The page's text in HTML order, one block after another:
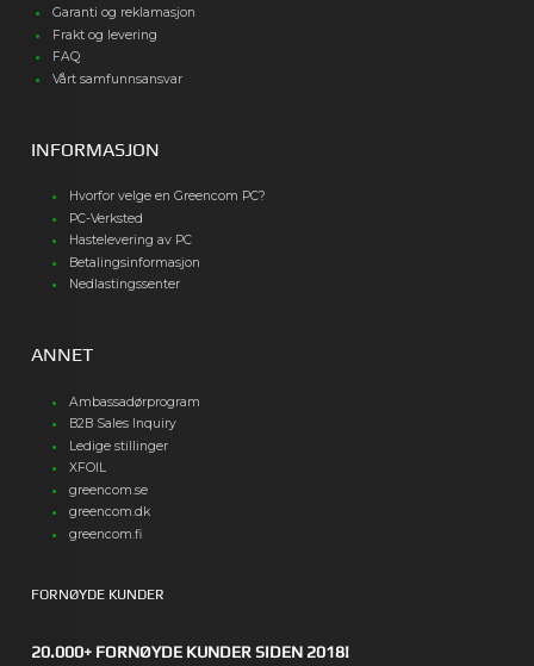
Garanti og reklamasjon
Frakt og levering
FAQ
Vårt samfunnsansvar
INFORMASJON
Hvorfor velge en Greencom PC?
PC-Verksted
Hastelevering av PC
Betalingsinformasjon
Nedlastingssenter
ANNET
Ambassadørprogram
B2B Sales Inquiry
Ledige stillinger
XFOIL
greencom.se
greencom.dk
greencom.fi
FORNØYDE KUNDER
20.000+ FORNØYDE KUNDER SIDEN 2018!